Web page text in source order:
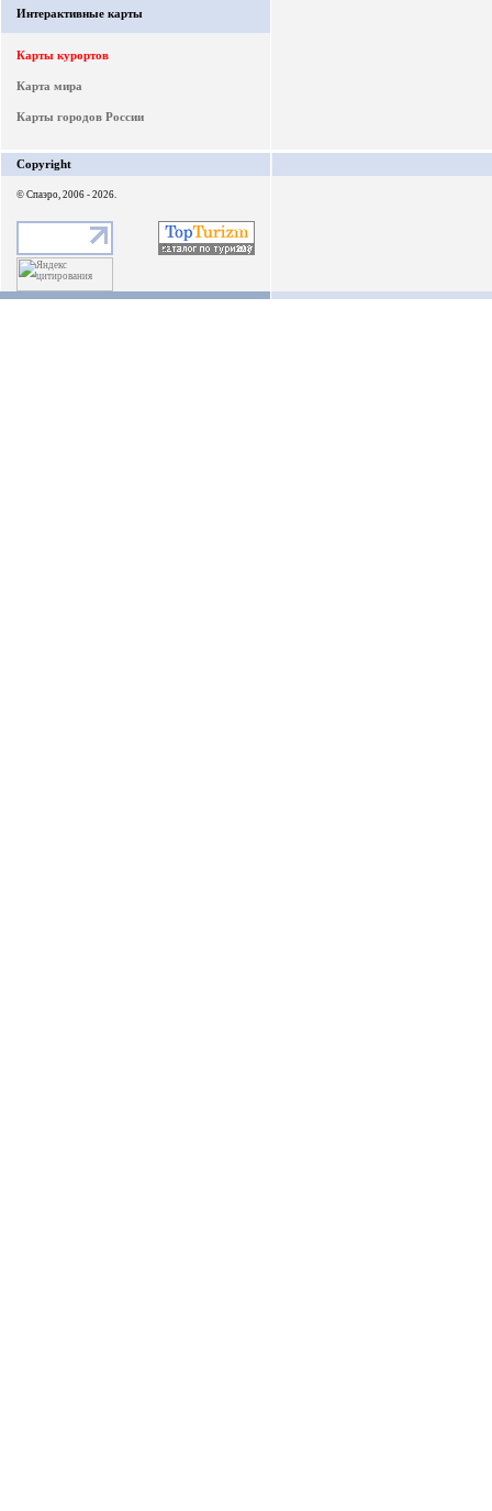
Интерактивные карты
Карты курортов
Карта мира
Карты городов России
Copyright
© Спаэро, 2006 - 2026.